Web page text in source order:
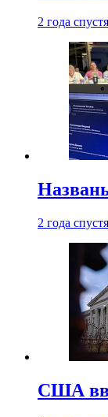
2 года спустя
2 года спустя
США